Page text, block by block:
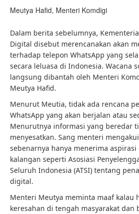
Meutya Hafid, Menteri Komdigi
Dalam berita sebelumnya,
Digital disebut merencanakan akan
terhadap telepon WhatsApp yang
secara leluasa di Indonesia. Wacana
langsung dibantah oleh Menteri
Meutya Hafid.
Menurut Meutia, tidak ada rencana
WhatsApp yang akan berjalan atau
Menurutnya informasi yang beredar
menyesatkan. Sang menteri
sebenarnya hanya menerima
kalangan seperti Asosiasi
Seluruh Indonesia (ATSI) tentang
digital.
Menteri Meutya meminta maaf kalau
keresahan di tengah masyarakat dan